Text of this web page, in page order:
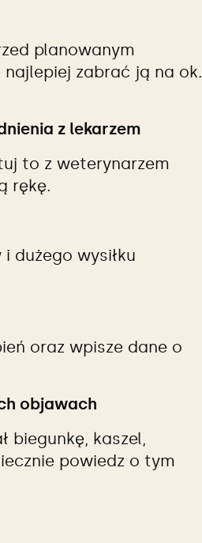
planowanym
zabrać ją na ok.
z lekarzem
to z weterynarzem
rękę.
dużego wysiłku
oraz wpisze dane o
objawach
biegunkę, kaszel,
powiedz o tym